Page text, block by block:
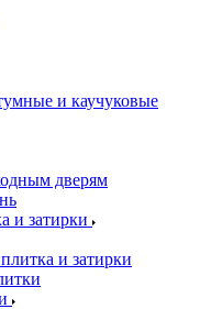
и каучуковые
дверям
и затирки
и затирки